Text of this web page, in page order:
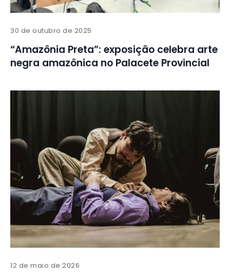
30 de outubro de 2025
“Amazônia Preta”: exposição celebra arte
negra amazônica no Palacete Provincial
12 de maio de 2026